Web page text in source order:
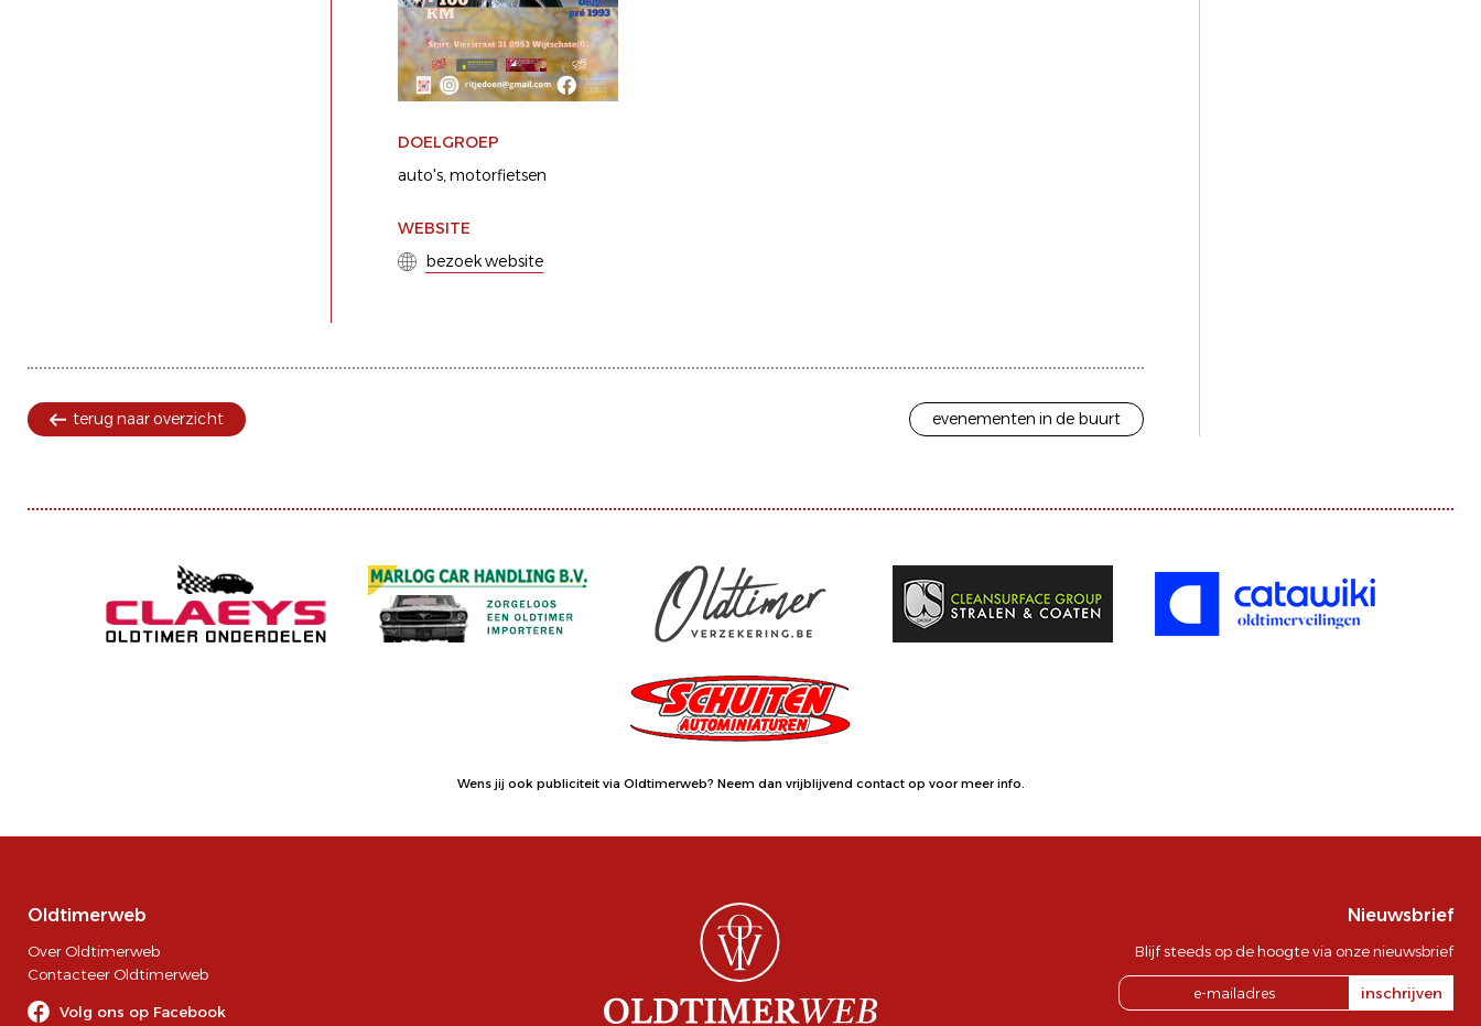
DOELGROEP
auto's motorfietsen
WEBSITE
bezoek website
terug naar overzicht evenementen in de buurt
Wens jij ook publiciteit via Oldtimerweb? Neem dan vrijblijvend contact op voor meer info.
Oldtimerweb
Over Oldtimerweb
Contacteer Oldtimerweb
Volg ons op Facebook
Nieuwsbrief
Blijf steeds op de hoogte via onze nieuwsbrief
inschrijven